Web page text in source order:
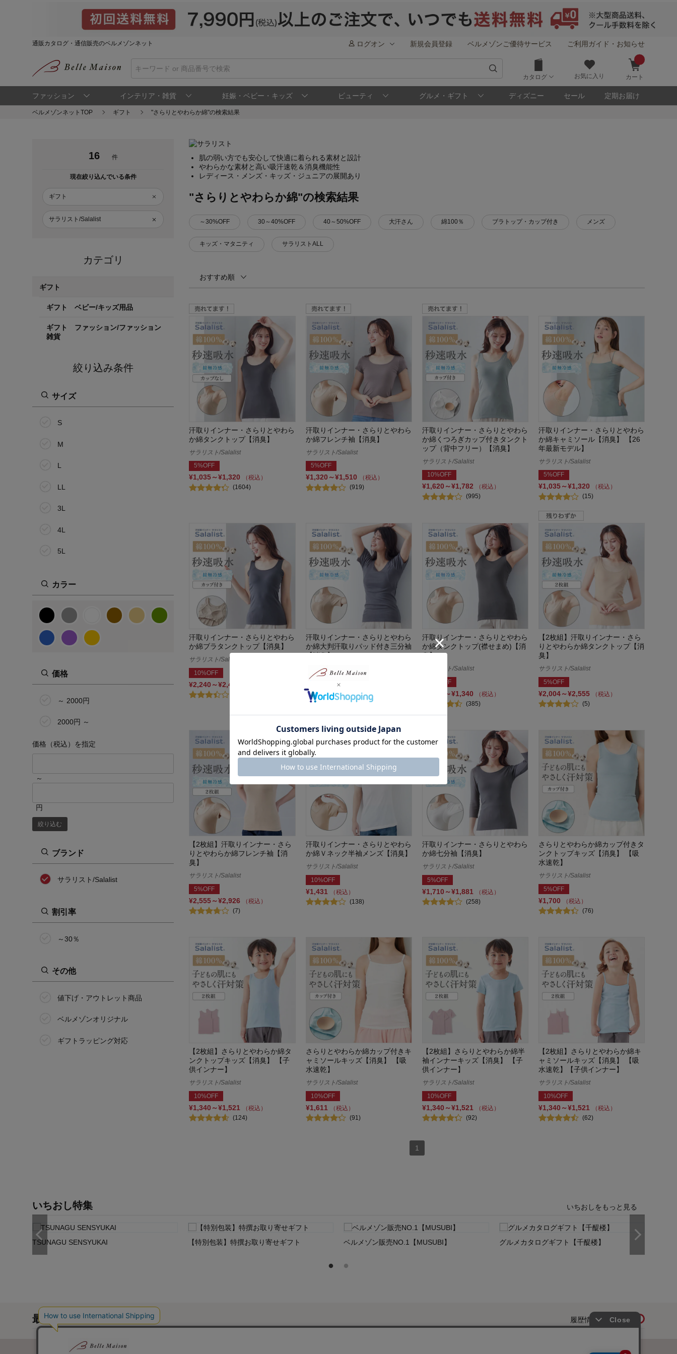
通販カタログ・通信販売のベルメゾンネット ログオン 新規会員登録 ベルメゾンご優待サービス ご利用ガイド・お知らせ
カタログ お気に入り カート
ファッション インテリア・雑貨 妊娠・ベビー・キッズ ビューティ グルメ・ギフト ディズニー セール 定期お届け
ベルメゾンネットTOP ギフト "さらりとやわらか綿"の検索結果
16 件
現在絞り込んでいる条件
ギフト
サラリスト/Salalist
カテゴリ
ギフト
ギフト ベビー/キッズ用品
ギフト ファッション/ファッション
雑貨
絞り込み条件
サイズ
S
M
L
LL
3L
4L
5L
110cm
120cm
130cm
150cm
160cm
カラー
価格
～ 2000円
2000円 ～
価格（税込）を指定
～
円
絞り込む
ブランド
サラリスト/Salalist
割引率
～30％
その他
値下げ・アウトレット商品
ベルメゾンオリジナル
ギフトラッピング対応
肌の弱い方でも安心して快適に着られる素材と設計
やわらかな素材と高い吸汗速乾＆消臭機能性
レディース・メンズ・キッズ・ジュニアの展開あり
"さらりとやわらか綿"の検索結果
～30%OFF 30～40%OFF 40～50%OFF 大汗さん 綿100％ ブラトップ・カップ付き メンズ
キッズ・マタニティ サラリストALL
おすすめ順
汗取りインナー・さらりとやわら
か綿タンクトップ【消臭】
サラリスト/Salalist
5%OFF
¥1,035～¥1,320
（税込）
(1604)
汗取りインナー・さらりとやわら
か綿フレンチ袖【消臭】
サラリスト/Salalist
5%OFF
¥1,320～¥1,510
（税込）
(919)
汗取りインナー・さらりとやわら
か綿くつろぎカップ付きタンクト
ップ（背中フリー）【消臭】
サラリスト/Salalist
10%OFF
¥1,620～¥1,782
（税込）
(995)
汗取りインナー・さらりとやわら
か綿キャミソール【消臭】 【26
年最新モデル】
サラリスト/Salalist
5%OFF
¥1,035～¥1,320
（税込）
(15)
汗取りインナー・さらりとやわら
か綿ブラタンクトップ【消臭】
サラリスト/Salalist
10%OFF
¥2,240～¥2,421
汗取りインナー・さらりとやわら
か綿大判汗取りパッド付き三分袖
【消臭】
サラリスト/Salalist
¥1,604～¥1,795（税込）
(179)
汗取りインナー・さらりとやわら
か綿タンクトップ(襟せまめ)【消
臭】
サラリスト/Salalist
10%OFF
¥1,160～¥1,340
（税込）
(385)
【2枚組】汗取りインナー・さら
りとやわらか綿タンクトップ【消
臭】
サラリスト/Salalist
5%OFF
¥2,004～¥2,555
（税込）
(5)
【2枚組】汗取りインナー・さら
りとやわらか綿フレンチ袖【消
臭】
サラリスト/Salalist
5%OFF
¥2,555～¥2,926
（税込）
(7)
汗取りインナー・さらりとやわら
か綿Ｖネック半袖メンズ【消臭】
サラリスト/Salalist
10%OFF
¥1,431
（税込）
(138)
汗取りインナー・さらりとやわら
か綿七分袖【消臭】
サラリスト/Salalist
5%OFF
¥1,710～¥1,881
（税込）
(258)
さらりとやわらか綿カップ付きタ
ンクトップキッズ【消臭】 【吸
水速乾】
サラリスト/Salalist
5%OFF
¥1,700
（税込）
(76)
【2枚組】さらりとやわらか綿タ
ンクトップキッズ【消臭】 【子
供インナー】
サラリスト/Salalist
10%OFF
¥1,340～¥1,521
（税込）
(124)
さらりとやわらか綿カップ付きキ
ャミソールキッズ【消臭】 【吸
水速乾】
サラリスト/Salalist
10%OFF
¥1,611
（税込）
(91)
【2枚組】さらりとやわらか綿半
袖インナーキッズ【消臭】 【子
供インナー】
サラリスト/Salalist
10%OFF
¥1,340～¥1,521
（税込）
(92)
【2枚組】さらりとやわらか綿キ
ャミソールキッズ【消臭】 【吸
水速乾】【子供インナー】
サラリスト/Salalist
10%OFF
¥1,340～¥1,521
（税込）
(62)
1
いちおし特集 いちおしをもっと見る
TSUNAGU SENSYUKAI 【特別包装】特撰お取り寄せギフト ベルメゾン販売NO.1【MUSUBI】 グルメカタログギフト【千醍楼】
最近チェックした商品 履歴情報を残す
ページトップへ